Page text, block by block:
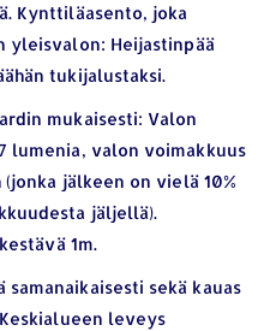
Kynttiläasento, joka
yleisvalon: Heijastinpää
tukijalustaksi.
mukaisesti: Valon
lumenia, valon voimakkuus
(jonka jälkeen on vielä 10%
jäljellä).
1m.
sekä kauas
leveys